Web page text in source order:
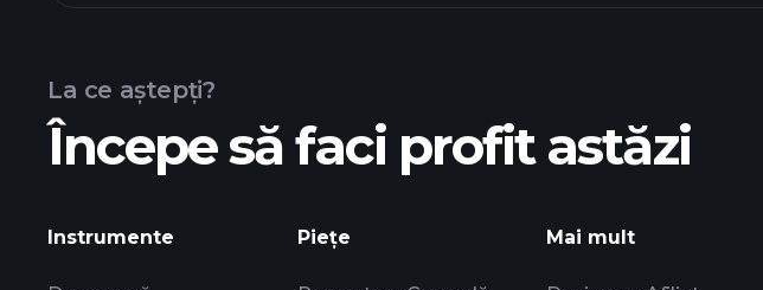
graficul avansat
La ce aștepți?
Începe să faci profit astăzi
Instrumente Piețe Mai mult